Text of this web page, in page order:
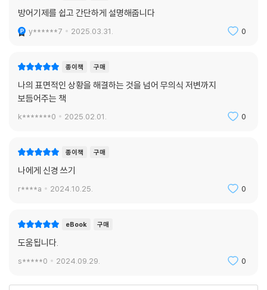
는 문제를 해결할 수 있다. 스스로를 더 사랑하고 더 나은 인생을 살아갈 수
있다. 그러기 위해서는 자기 자신에게 조금만 관심을 기울여 보면 된다. 자
하고 있어 쉽게 이해할 수 있다. 각 장에는 당신이 기사를 인식하고, 이해하
고, 대화하는 과정과 방법들이 담겨 있다. 그뿐만 아니라 당신이 기사에 대
한 이미지를 스스로 생각하고, 존재의 의미를 찾아갈 수 있도록 삽화까지
록, 더 밝은 미래를 그려나갈 수 있도록, 타인이 아닌 당신을 더 신경 써 줄
이 책을 읽고 나면 무엇보다 우리는 나를 더 사랑하게 될 것이다. 그동안 우
실을 알게 된다. 그리고 문제의 원인을 알았으니 더 이상 불안에 떨거나 스
이 풀리지 않아 괴로웠던 사람, 타인의 눈치를 보느라 행동에 주저했던 사
람이라면 이 책이 당신의 인생을 바꿔 줄 것이다.
방어기제를 쉽고 간단하게 설명해줍니다
y******7 2025.03.31. 0
종이책 구매
나의 표면적인 상황을 해결하는 것을 넘어 무의식 저변까지
보듬어주는 책
k*******0 2025.02.01. 0
종이책 구매
나에게 신경 쓰기
r****a 2024.10.25. 0
eBook 구매
도움됩니다.
s*****0 2024.09.29. 0